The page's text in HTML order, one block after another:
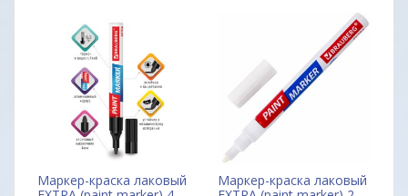
Маркер-краска лаковый
Маркер-краска лаковый